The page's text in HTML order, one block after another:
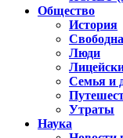
Общество
История
Люди
Семья и
Утраты
Наука